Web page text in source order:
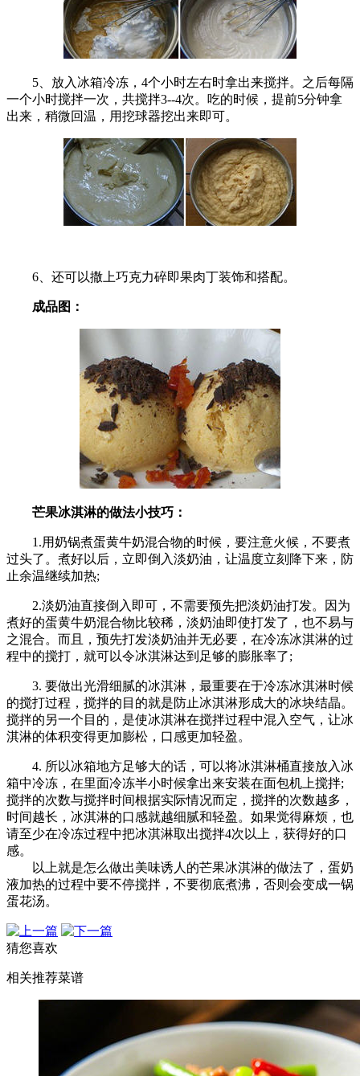
5、放入冰箱冷冻，4个小时左右时拿出来搅拌。之后每隔
一个小时搅拌一次，共搅拌3--4次。吃的时候，提前5分钟拿
出来，稍微回温，用挖球器挖出来即可。
6、还可以撒上巧克力碎即果肉丁装饰和搭配。
成品图：
芒果冰淇淋的做法小技巧：
1.用奶锅煮蛋黄牛奶混合物的时候，要注意火候，不要煮
过头了。煮好以后，立即倒入淡奶油，让温度立刻降下来，防
止余温继续加热;
2.淡奶油直接倒入即可，不需要预先把淡奶油打发。因为
煮好的蛋黄牛奶混合物比较稀，淡奶油即使打发了，也不易与
之混合。而且，预先打发淡奶油并无必要，在冷冻冰淇淋的过
程中的搅打，就可以令冰淇淋达到足够的膨胀率了;
3. 要做出光滑细腻的冰淇淋，最重要在于冷冻冰淇淋时候
的搅打过程，搅拌的目的就是防止冰淇淋形成大的冰块结晶。
搅拌的另一个目的，是使冰淇淋在搅拌过程中混入空气，让冰
淇淋的体积变得更加膨松，口感更加轻盈。
4. 所以冰箱地方足够大的话，可以将冰淇淋桶直接放入冰
箱中冷冻，在里面冷冻半小时候拿出来安装在面包机上搅拌;
搅拌的次数与搅拌时间根据实际情况而定，搅拌的次数越多，
时间越长，冰淇淋的口感就越细腻和轻盈。如果觉得麻烦，也
请至少在冷冻过程中把冰淇淋取出搅拌4次以上，获得好的口
感。
以上就是怎么做出美味诱人的芒果冰淇淋的做法了，蛋奶
液加热的过程中要不停搅拌，不要彻底煮沸，否则会变成一锅
蛋花汤。
猜您喜欢
相关推荐菜谱